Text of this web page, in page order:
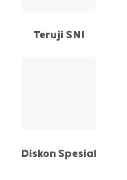
Teruji SNI
Diskon Spesial